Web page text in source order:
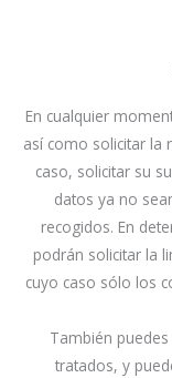
En cualquier
así como solicitar la
caso, solicitar su
datos ya no
recogidos. En
podrán solicitar la
cuyo caso sólo los
También
tratados, y